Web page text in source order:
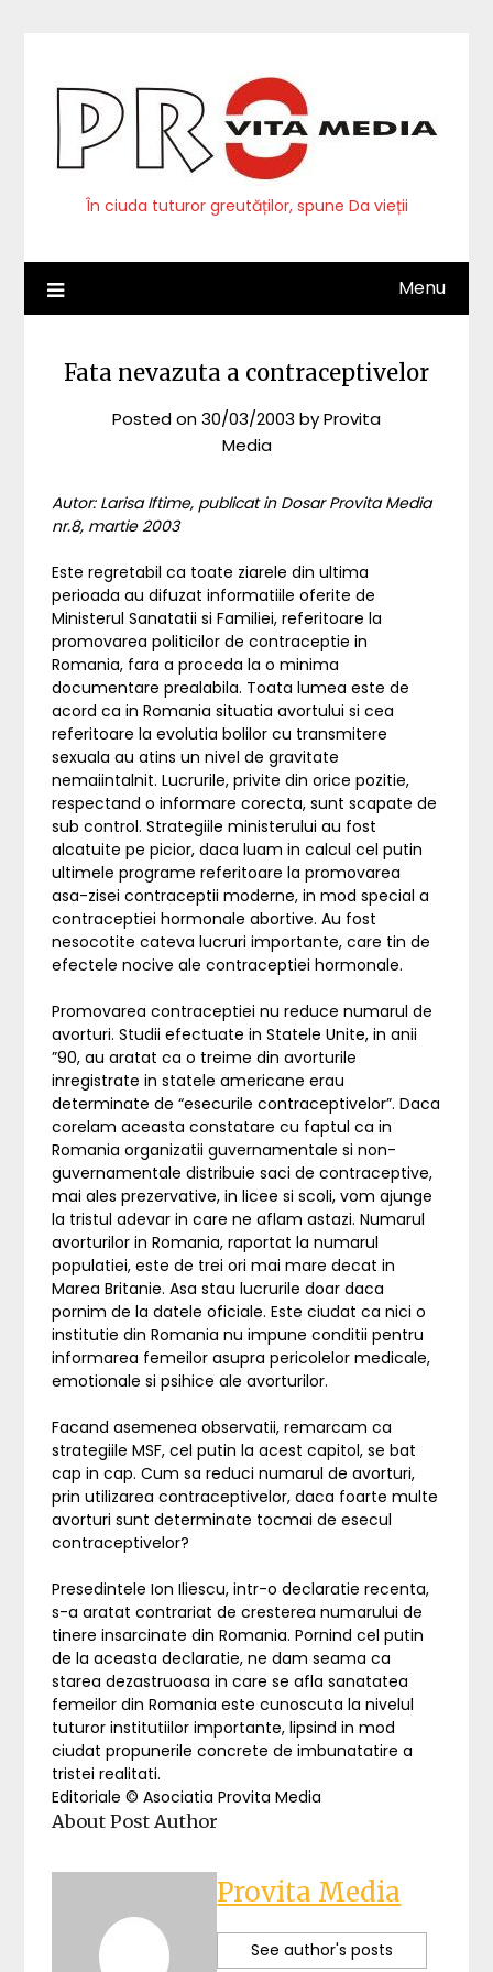
În ciuda tuturor greutăților, spune Da vieții
Menu
Fata nevazuta a contraceptivelor
Posted on30/03/2003 byProvita
Media
Autor: Larisa Iftime, publicat in Dosar Provita Media
nr.8, martie 2003
Este regretabil ca toate ziarele din ultima
perioada au difuzat informatiile oferite de
Ministerul Sanatatii si Familiei, referitoare la
promovarea politicilor de contraceptie in
Romania, fara a proceda la o minima
documentare prealabila. Toata lumea este de
acord ca in Romania situatia avortului si cea
referitoare la evolutia bolilor cu transmitere
sexuala au atins un nivel de gravitate
nemaiintalnit. Lucrurile, privite din orice pozitie,
respectand o informare corecta, sunt scapate de
sub control. Strategiile ministerului au fost
alcatuite pe picior, daca luam in calcul cel putin
ultimele programe referitoare la promovarea
asa-zisei contraceptii moderne, in mod special a
contraceptiei hormonale abortive. Au fost
nesocotite cateva lucruri importante, care tin de
efectele nocive ale contraceptiei hormonale.
Promovarea contraceptiei nu reduce numarul de
avorturi. Studii efectuate in Statele Unite, in anii
”90, au aratat ca o treime din avorturile
inregistrate in statele americane erau
determinate de “esecurile contraceptivelor”. Daca
corelam aceasta constatare cu faptul ca in
Romania organizatii guvernamentale si non-
guvernamentale distribuie saci de contraceptive,
mai ales prezervative, in licee si scoli, vom ajunge
la tristul adevar in care ne aflam astazi. Numarul
avorturilor in Romania, raportat la numarul
populatiei, este de trei ori mai mare decat in
Marea Britanie. Asa stau lucrurile doar daca
pornim de la datele oficiale. Este ciudat ca nici o
institutie din Romania nu impune conditii pentru
informarea femeilor asupra pericolelor medicale,
emotionale si psihice ale avorturilor.
Facand asemenea observatii, remarcam ca
strategiile MSF, cel putin la acest capitol, se bat
cap in cap. Cum sa reduci numarul de avorturi,
prin utilizarea contraceptivelor, daca foarte multe
avorturi sunt determinate tocmai de esecul
contraceptivelor?
Presedintele Ion Iliescu, intr-o declaratie recenta,
s-a aratat contrariat de cresterea numarului de
tinere insarcinate din Romania. Pornind cel putin
de la aceasta declaratie, ne dam seama ca
starea dezastruoasa in care se afla sanatatea
femeilor din Romania este cunoscuta la nivelul
tuturor institutiilor importante, lipsind in mod
ciudat propunerile concrete de imbunatatire a
tristei realitati.
Editoriale © Asociatia Provita Media
About Post Author
Provita Media
See author's posts